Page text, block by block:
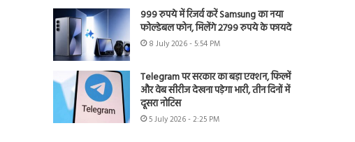
999 रुपये में रिजर्व करें Samsung का नया
फोल्डेबल फोन, मिलेंगे 2799 रुपये के फायदे
8 July 2026 - 5:54 PM
Telegram पर सरकार का बड़ा एक्शन, फिल्में
और वेब सीरीज देखना पड़ेगा भारी, तीन दिनों में
दूसरा नोटिस
5 July 2026 - 2:25 PM